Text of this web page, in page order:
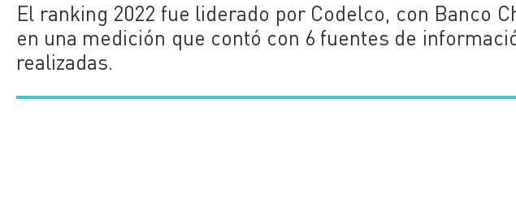
El ranking 2022 fue liderado por Codelco, con Banco
en una medición que contó con 6 fuentes de
realizadas.